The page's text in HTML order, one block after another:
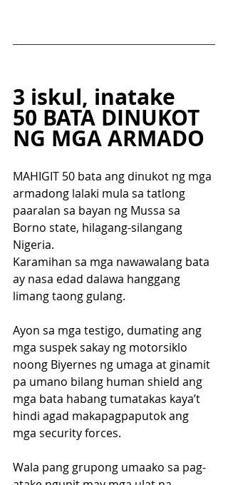
3 iskul, inatake
50 BATA DINUKOT
NG MGA ARMADO
MAHIGIT 50 bata ang dinukot ng mga
armadong lalaki mula sa tatlong
paaralan sa bayan ng Mussa sa
Borno state, hilagang-silangang
Nigeria.
Karamihan sa mga nawawalang bata
ay nasa edad dalawa hanggang
limang taong gulang.
Ayon sa mga testigo, dumating ang
mga suspek sakay ng motorsiklo
noong Biyernes ng umaga at ginamit
pa umano bilang human shield ang
mga bata habang tumatakas kaya’t
hindi agad makapagpaputok ang
mga security forces.
Wala pang grupong umaako sa pag-